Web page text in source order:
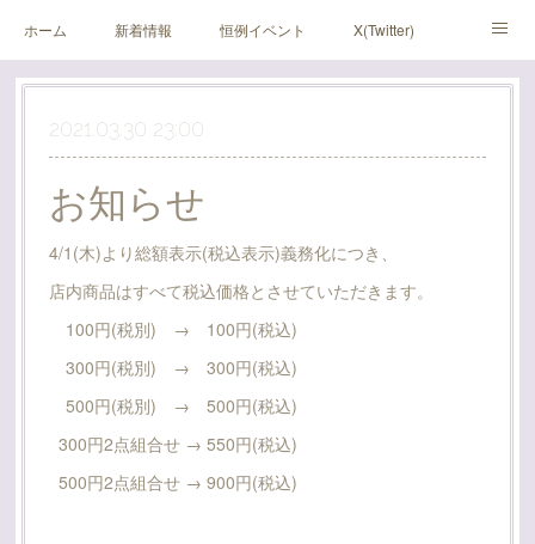
ホーム 新着情報 恒例イベント X(Twitter)
アメブロ Instagram
2021.03.30 23:00
お知らせ
4/1(木)より総額表示(税込表示)義務化につき、
店内商品はすべて税込価格とさせていただきます。
100円(税別) → 100円(税込)
300円(税別) → 300円(税込)
500円(税別) → 500円(税込)
300円2点組合せ → 550円(税込)
500円2点組合せ → 900円(税込)